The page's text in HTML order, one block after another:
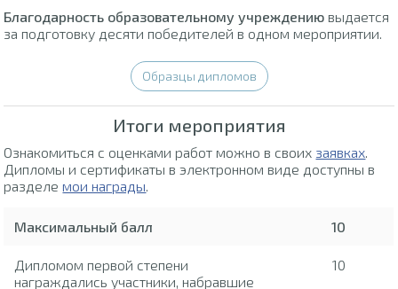
Благодарность образовательному учреждению выдается
за подготовку десяти победителей в одном мероприятии.
Образцы дипломов
Итоги мероприятия
Ознакомиться с оценками работ можно в своих заявках.
Дипломы и сертификаты в электронном виде доступны в
разделемои награды.
Максимальный балл 10
Дипломом первой степени
награждались участники, набравшие
10